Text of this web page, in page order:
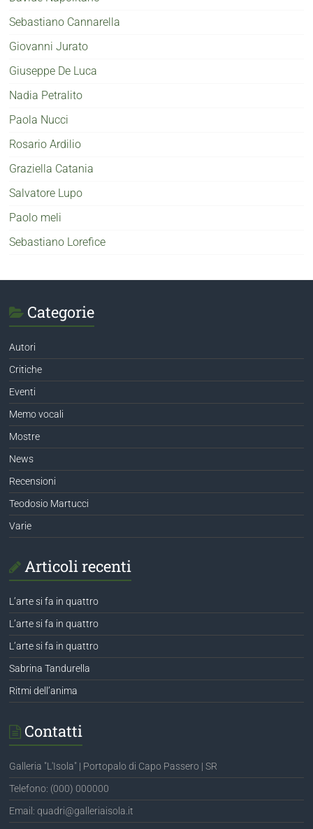
Sebastiano Cannarella
Giovanni Jurato
Giuseppe De Luca
Nadia Petralito
Paola Nucci
Rosario Ardilio
Graziella Catania
Salvatore Lupo
Paolo meli
Sebastiano Lorefice
Categorie
Autori
Critiche
Eventi
Memo vocali
Mostre
News
Recensioni
Teodosio Martucci
Varie
Articoli recenti
L’arte si fa in quattro
L’arte si fa in quattro
L’arte si fa in quattro
Sabrina Tandurella
Ritmi dell’anima
Contatti
Galleria "L'Isola" | Portopalo di Capo Passero | SR
Telefono: (000) 000000
Email: quadri@galleriaisola.it